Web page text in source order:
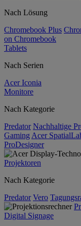
Nach Lösung
Chromebook Plus
on Chromebook
Tablets
Nach Serien
Acer Iconia
Monitore
Nach Kategorie
Predator Nachhaltige
Gaming Acer
ProDesigner
Projektoren
Nach Kategorie
Predator Vero
Digital Signage